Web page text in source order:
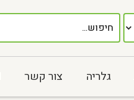
גלריה צור קשר